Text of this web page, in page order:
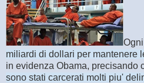
miliardi di dollari per mantenere
in evidenza Obama, precisando
sono stati carcerati molti piu'